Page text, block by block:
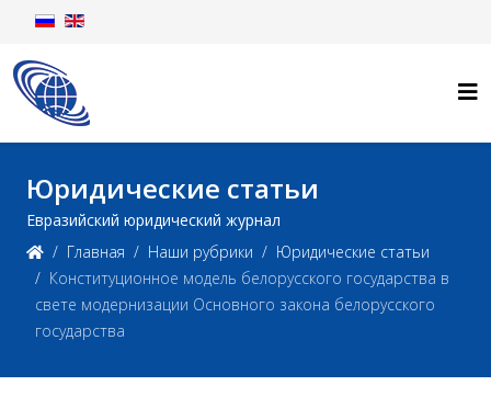
Юридические статьи
Евразийский юридический журнал
Главная
Наши рубрики
Юридические статьи
Конституционное модель белорусского государства в
свете модернизации Основного закона белорусского
государства